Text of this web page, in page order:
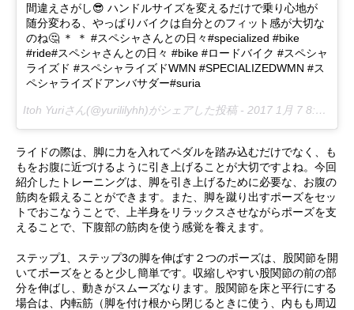
間違えさがし😎 ハンドルサイズを変えるだけで乗り心地が
随分変わる、やっぱりバイクは自分とのフィット感が大切な
のね🤔 ＊ ＊ #スペシャさんとの日々#specialized #bike
#ride#スペシャさんとの日々 #bike #ロードバイク #スペシャ
ライズド #スペシャライズドWMN #SPECIALIZEDWMN #ス
ペシャライズドアンバサダー#suria
Itoh Yuriさん(@yurililyhh)がシェアした投稿 - 2017 1月 7 8:59午後 PST
ライドの際は、脚に力を入れてペダルを踏み込むだけでなく、も
もをお腹に近づけるように引き上げることが大切ですよね。今回
紹介したトレーニングは、脚を引き上げるために必要な、お腹の
筋肉を鍛えることができます。また、脚を蹴り出すポーズをセッ
トでおこなうことで、上半身をリラックスさせながらポーズを支
えることで、下腹部の筋肉を使う感覚を養えます。
ステップ1、ステップ3の脚を伸ばす２つのポーズは、股関節を開
いてポーズをとると少し簡単です。収縮しやすい股関節の前の部
分を伸ばし、動きがスムーズなります。股関節を床と平行にする
場合は、内転筋（脚を付け根から閉じるときに使う、内もも周辺